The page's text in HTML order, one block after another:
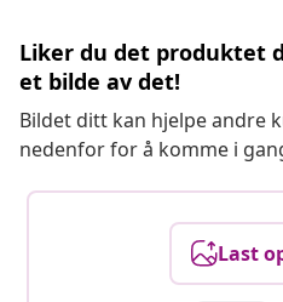
Liker du det produktet
et bilde av det!
Bildet ditt kan hjelpe andre
nedenfor for å komme i
Last